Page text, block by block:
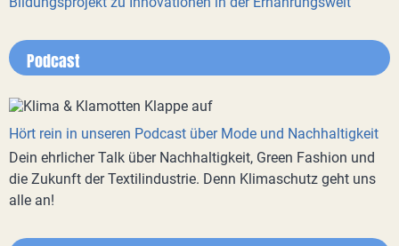
Podcast
Hört rein in unseren Podcast über Mode und Nachhaltigkeit
Dein ehrlicher Talk über Nachhaltigkeit, Green Fashion und
die Zukunft der Textilindustrie. Denn Klimaschutz geht uns
alle an!